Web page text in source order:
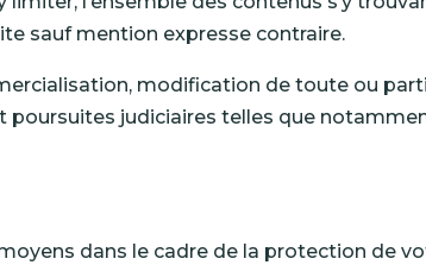
sauf mention expresse contraire.
modification de toute ou
judiciaires telles que
dans le cadre de la protection de